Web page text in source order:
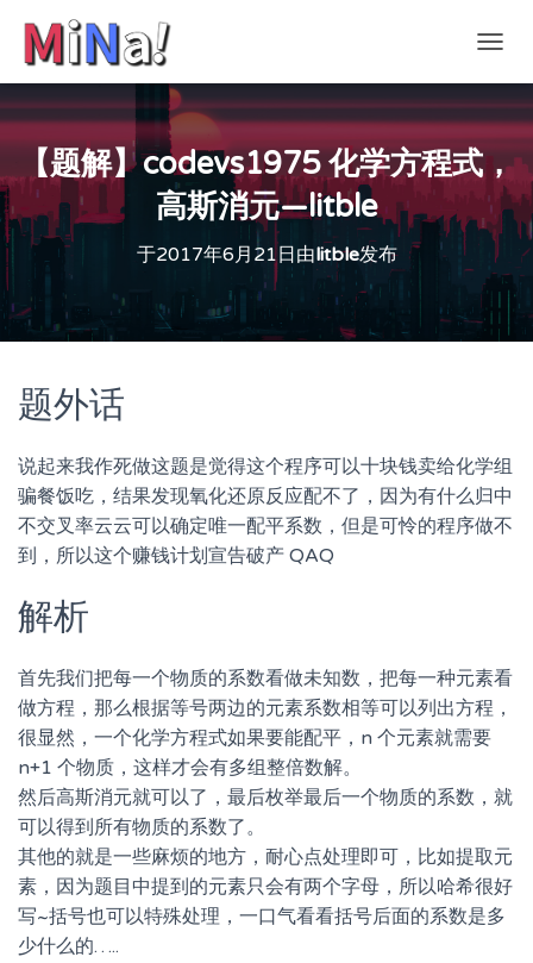
换
导
航
【题解】codevs1975 化学方程式，
高斯消元—litble
于2017年6月21日 由litble发布
题外话
说起来我作死做这题是觉得这个程序可以十块钱卖给化学组
骗餐饭吃，结果发现氧化还原反应配不了，因为有什么归中
不交叉率云云可以确定唯一配平系数，但是可怜的程序做不
到，所以这个赚钱计划宣告破产 QAQ
解析
首先我们把每一个物质的系数看做未知数，把每一种元素看
做方程，那么根据等号两边的元素系数相等可以列出方程，
很显然，一个化学方程式如果要能配平，n 个元素就需要
n+1 个物质，这样才会有多组整倍数解。
然后高斯消元就可以了，最后枚举最后一个物质的系数，就
可以得到所有物质的系数了。
其他的就是一些麻烦的地方，耐心点处理即可，比如提取元
素，因为题目中提到的元素只会有两个字母，所以哈希很好
写~括号也可以特殊处理，一口气看看括号后面的系数是多
少什么的…..